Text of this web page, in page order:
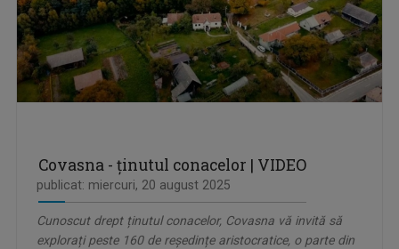
Covasna - ținutul conacelor | VIDEO
publicat: miercuri, 20 august 2025
Cunoscut drept ținutul conacelor, Covasna vă invită să
explorați peste 160 de reședințe aristocratice, o parte din